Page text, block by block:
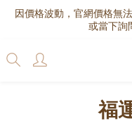
因價格波動，官網價格無
或當下詢
福